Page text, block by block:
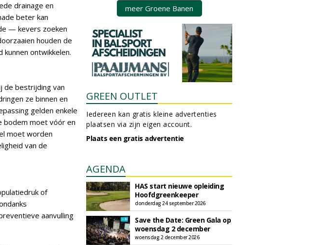
drainage en
beter kan
— kevers zoeken
houden de
ontwikkelen.
de bestrijding van
ze binnen en
gelden enkele
bodem moet vóór en
moet worden
van de
of
aanvulling
meer Groene Banen
GREEN OUTLET
Iedereen kan gratis kleine advertenties
plaatsen via zijn eigen account.
Plaats een gratis advertentie
AGENDA
HAS start nieuwe opleiding
Hoofdgreenkeeper
donderdag 24 september 2026
Save the Date: Green Gala op
woensdag 2 december
woensdag 2 december 2026